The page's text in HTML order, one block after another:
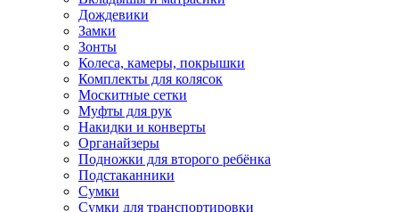
Дождевики
Замки
Зонты
Колеса, камеры, покрышки
Комплекты для колясок
Москитные сетки
Муфты для рук
Накидки и конверты
Органайзеры
Подножки для второго ребёнка
Подстаканники
Сумки
Сумки для транспортировки